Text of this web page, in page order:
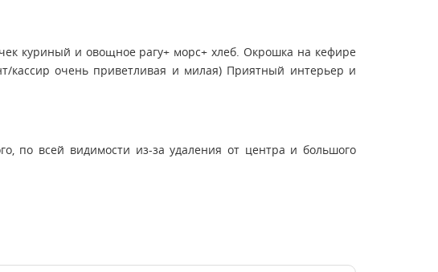
куриный и овощное рагу+ морс+ хлеб. Окрошка на кефире
кассир очень приветливая и милая) Приятный интерьер и
по всей видимости из-за удаления от центра и большого